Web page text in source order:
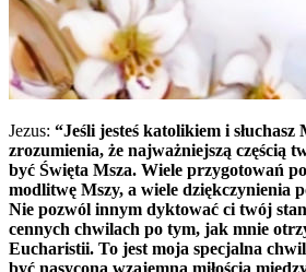
Jezus: “Jeśli jesteś katolikiem i słuchasz
zrozumienia, że najważniejszą częścią
być Święta Msza. Wiele przygotowań
modlitwę Mszy, a wiele dziękczynienia
Nie pozwól innym dyktować ci twój
cennych chwilach po tym, jak mnie
Eucharistii. To jest moja specjalna
być nasycona wzajemną miłością